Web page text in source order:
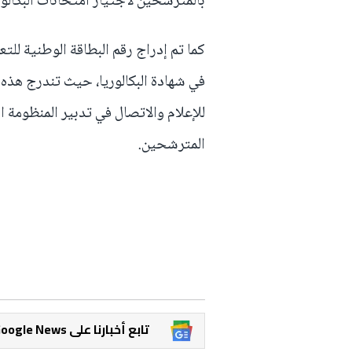
كما تم إدراج رقم البطاقة الوطنية
في شهادة البكالوريا، حيث تندرج
للإعلام والاتصال في تدبير
المترشحين.
Google News تابع أخبارنا على